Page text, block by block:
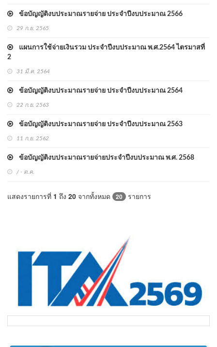
ข้อบัญญัติงบประมาณรายจ่าย ประจําปีงบประมาณ 2566
29 ก.ย. 2565
แผนการใช้จ่ายเงินรวม ประจำปีงบประมาณ พ.ศ.2564 ไตรมาสที่
2
31 มี.ค. 2564
ข้อบัญญัติงบประมาณรายจ่าย ประจําปีงบประมาณ 2564
22 ก.ย. 2563
ข้อบัญญัติงบประมาณรายจ่าย ประจําปีงบประมาณ 2563
11 ก.ย. 2562
ข้อบัญญัติงบประมาณรายจ่ายประจำปีงบประมาณ พ.ศ. 2568
/ - ต.ค.
แสดงรายการที่ 1 ถึง 20 จากทั้งหมด 20 รายการ